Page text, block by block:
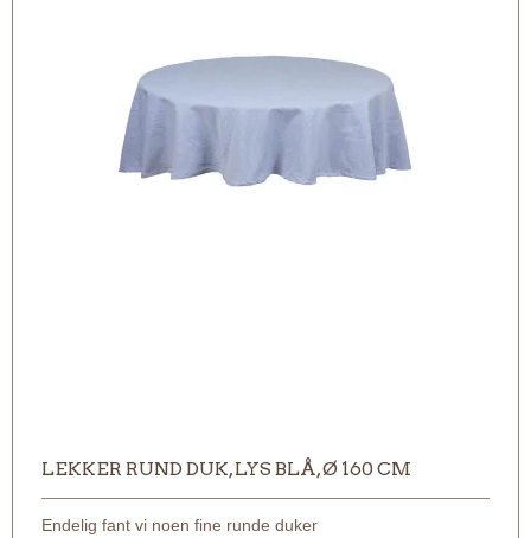
LEKKER RUND DUK, LYS BLÅ, Ø 160 CM
Endelig fant vi noen fine runde duker